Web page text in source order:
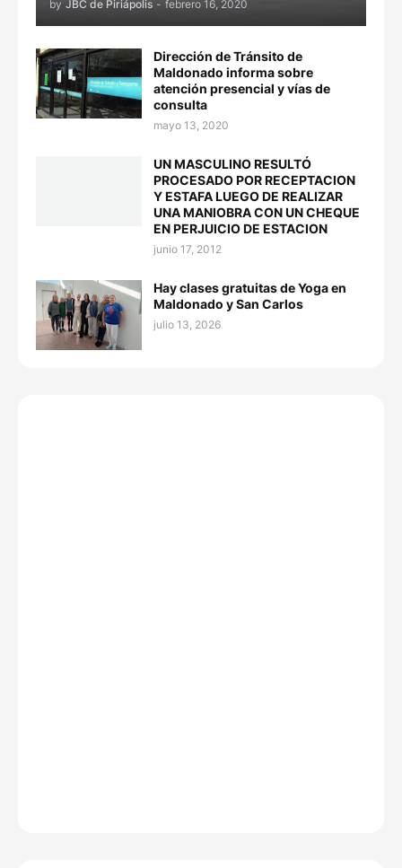
by JBC de Piriápolis - febrero 16, 2020
Dirección de Tránsito de
Maldonado informa sobre
atención presencial y vías de
consulta
mayo 13, 2020
UN MASCULINO RESULTÓ
PROCESADO POR RECEPTACION
Y ESTAFA LUEGO DE REALIZAR
UNA MANIOBRA CON UN CHEQUE
EN PERJUICIO DE ESTACION
junio 17, 2012
Hay clases gratuitas de Yoga en
Maldonado y San Carlos
julio 13, 2026